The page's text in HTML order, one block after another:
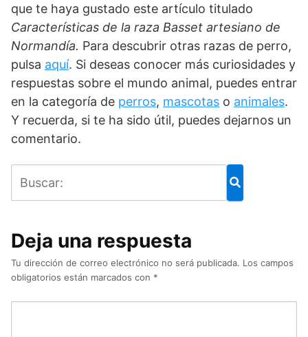
que te haya gustado este artículo titulado
Características de la raza Basset artesiano de
Normandía. Para descubrir otras razas de perro,
pulsa aquí. Si deseas conocer más curiosidades y
respuestas sobre el mundo animal, puedes entrar
en la categoría de perros, mascotas o animales.
Y recuerda, si te ha sido útil, puedes dejarnos un
comentario.
Deja una respuesta
Tu dirección de correo electrónico no será publicada. Los campos
obligatorios están marcados con *